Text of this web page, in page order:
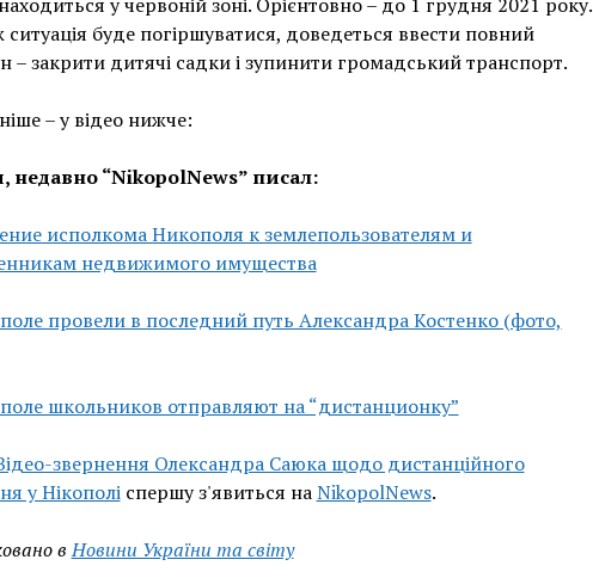
у червоній зоні. Орієнтовно – до 1 грудня 2021 року.
буде погіршуватися, доведеться ввести повний
– закрити дитячі садки і зупинити громадський транспорт.
– у відео нижче:
недавно “NikopolNews” писал:
исполкома Никополя к землепользователям и
недвижимого имущества
провели в последний путь Александра Костенко (фото,
школьников отправляют на “дистанционку”
звернення Олександра Саюка щодо дистанційного
у Нікополіспершу з'явиться наNikopolNews.
в Новини України та світу